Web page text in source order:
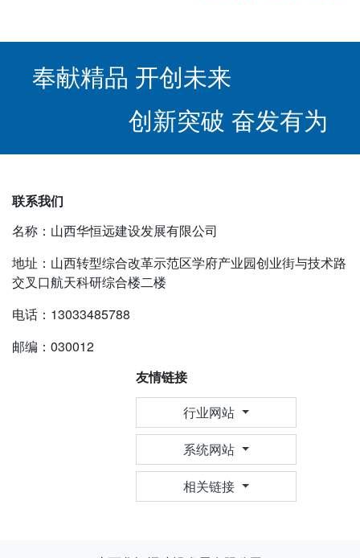
奉献精品 开创未来
创新突破 奋发有为
联系我们
名称：山西华恒远建设发展有限公司
地址：山西转型综合改革示范区学府产业园创业街与技术路
交叉口航天科研综合楼二楼
电话：13033485788
邮编：030012
友情链接
行业网站
系统网站
相关链接